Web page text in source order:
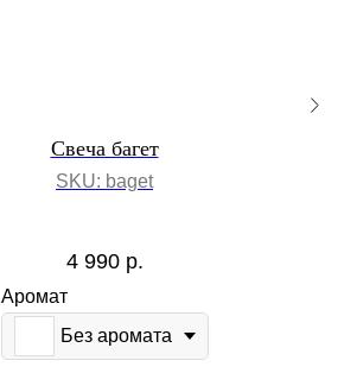
Свеча багет
SKU: baget
4 990 р.
Аромат
Без аромата